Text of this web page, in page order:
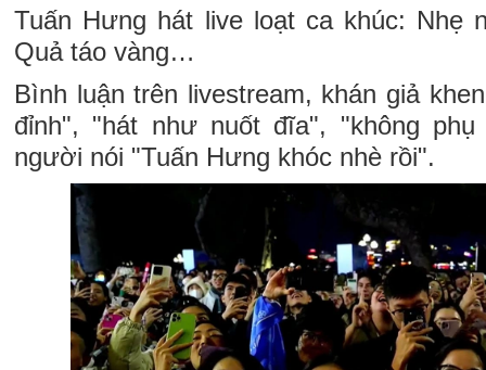
Tuấn Hưng hát live loạt ca khúc: Nhẹ
Quả táo vàng…
Bình luận trên livestream, khán giả
đỉnh", "hát như nuốt đĩa", "không
người nói "Tuấn Hưng khóc nhè rồi".